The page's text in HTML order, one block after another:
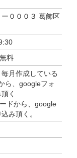
０００３ 葛飾区
料
月作成している
ら、googleフォ
く
ドから、google
み頂く。